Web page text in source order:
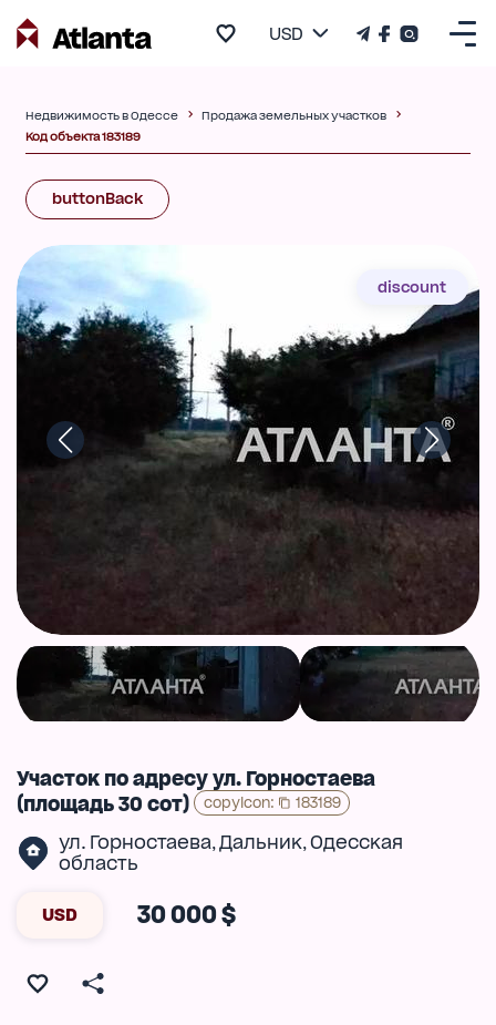
USD
Недвижимость в Одессе
Продажа земельных участков
Код объекта 183189
buttonBack
discount
Участок по адресу ул. Горностаева
(площадь 30 сот)
copyIcon: 183189
ул. Горностаева,Дальник,Одесская
область
USD 30 000 $